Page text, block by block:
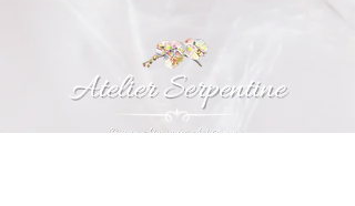
Composition:
- Pince en acier inoxydable.
- Eléments en acier et